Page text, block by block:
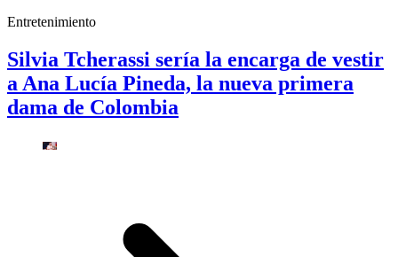
Entretenimiento
Silvia Tcherassi sería la encarga de vestir
a Ana Lucía Pineda, la nueva primera
dama de Colombia